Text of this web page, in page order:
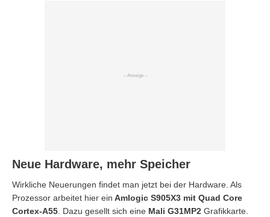
Neue Hardware, mehr Speicher
Wirkliche Neuerungen findet man jetzt bei der Hardware. Als
Prozessor arbeitet hier ein Amlogic S905X3 mit Quad Core
Cortex-A55. Dazu gesellt sich eine Mali G31MP2 Grafikkarte.